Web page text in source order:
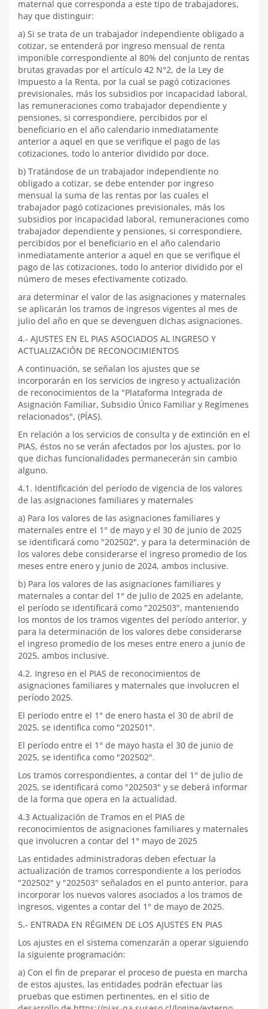
maternal que corresponda a este tipo de trabajadores,
hay que distinguir:
a) Si se trata de un trabajador independiente obligado a
cotizar, se entenderá por ingreso mensual de renta
imponible correspondiente al 80% del conjunto de rentas
brutas gravadas por el artículo 42 N°2, de la Ley de
Impuesto a la Renta, por la cual se pagó cotizaciones
previsionales, más los subsidios por incapacidad laboral,
las remuneraciones como trabajador dependiente y
pensiones, si correspondiere, percibidos por el
beneficiario en el año calendario inmediatamente
anterior a aquel en que se verifique el pago de las
cotizaciones, todo lo anterior dividido por doce.
b) Tratándose de un trabajador independiente no
obligado a cotizar, se debe entender por ingreso
mensual la suma de las rentas por las cuales el
trabajador pagó cotizaciones previsionales, más los
subsidios por incapacidad laboral, remuneraciones como
trabajador dependiente y pensiones, si correspondiere,
percibidos por el beneficiario en el año calendario
inmediatamente anterior a aquel en que se verifique el
pago de las cotizaciones, todo lo anterior dividido por el
número de meses efectivamente cotizado.
ara determinar el valor de las asignaciones y maternales
se aplicarán los tramos de ingresos vigentes al mes de
julio del año en que se devenguen dichas asignaciones.
4.- AJUSTES EN EL PIAS ASOCIADOS AL INGRESO Y
ACTUALIZACIÓN DE RECONOCIMIENTOS
A continuación, se señalan los ajustes que se
incorporarán en los servicios de ingreso y actualización
de reconocimientos de la "Plataforma Integrada de
Asignación Familiar, Subsidio Único Familiar y Regímenes
relacionados", (PÍAS).
En relación a los servicios de consulta y de extinción en el
PIAS, éstos no se verán afectados por los ajustes, por lo
que dichas funcionalidades permanecerán sin cambio
alguno.
4.1. Identificación del período de vigencia de los valores
de las asignaciones familiares y maternales
a) Para los valores de las asignaciones familiares y
maternales entre el 1° de mayo y el 30 de junio de 2025
se identificará como "202502", y para la determinación de
los valores debe considerarse el ingreso promedio de los
meses entre enero y junio de 2024, ambos inclusive.
b) Para los valores de las asignaciones familiares y
maternales a contar del 1° de julio de 2025 en adelante,
el período se identificará como "202503", manteniendo
los montos de los tramos vigentes del período anterior, y
para la determinación de los valores debe considerarse
el ingreso promedio de los meses entre enero a junio de
2025, ambos inclusive.
4.2. Ingreso en el PIAS de reconocimientos de
asignaciones familiares y maternales que involucren el
período 2025.
El período entre el 1° de enero hasta el 30 de abril de
2025, se identifica como "202501".
El período entre el 1° de mayo hasta el 30 de junio de
2025, se identifica como "202502".
Los tramos correspondientes, a contar del 1° de julio de
2025, se identificará como "202503" y se deberá informar
de la forma que opera en la actualidad.
4.3 Actualización de Tramos en el PIAS de
reconocimientos de asignaciones familiares y maternales
que involucren a contar del 1° mayo de 2025
Las entidades administradoras deben efectuar la
actualización de tramos correspondiente a los periodos
"202502" y "202503" señalados en el punto anterior, para
incorporar los nuevos valores asociados a los tramos de
ingresos, vigentes a contar del 1° de mayo de 2025.
5.- ENTRADA EN RÉGIMEN DE LOS AJUSTES EN PIAS
Los ajustes en el sistema comenzarán a operar siguiendo
la siguiente programación:
a) Con el fin de preparar el proceso de puesta en marcha
de estos ajustes, las entidades podrán efectuar las
pruebas que estimen pertinentes, en el sitio de